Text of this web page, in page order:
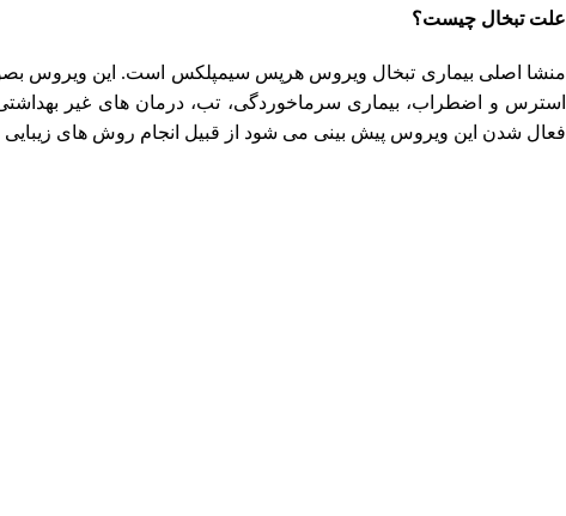
علت تبخال چیست؟
منشا اصلی بیماری تبخال ویروس هرپس سیمپلکس است. این ویروس
استرس و اضطراب، بیماری سرماخوردگی، تب، درمان های غیر
فعال شدن این ویروس پیش بینی می شود از قبیل انجام روش های زیبایی